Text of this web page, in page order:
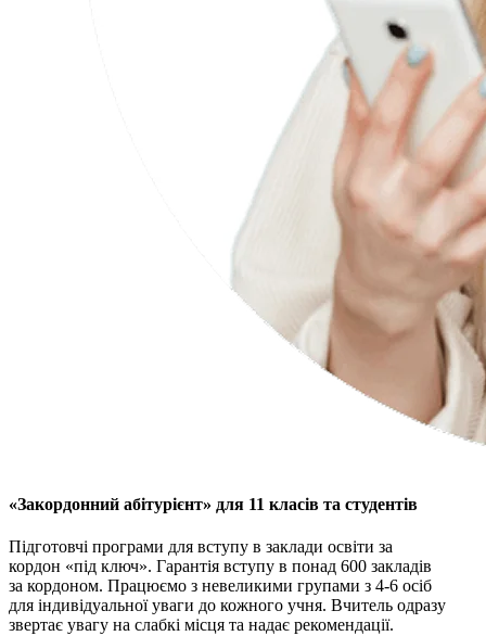
«Закордонний абітурієнт» для 11 класів та студентів
Підготовчі програми для вступу в заклади освіти за
кордон «під ключ». Гарантія вступу в понад 600 закладів
за кордоном. Працюємо з невеликими групами з 4-6 осіб
для індивідуальної уваги до кожного учня. Вчитель одразу
звертає увагу на слабкі місця та надає рекомендації.